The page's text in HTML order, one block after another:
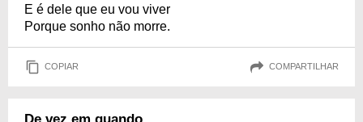
E é dele que eu vou viver
Porque sonho não morre.
COPIAR COMPARTILHAR